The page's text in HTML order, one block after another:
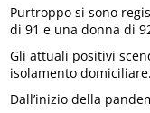
Purtroppo si sono
di 91 e una donna di
Gli attuali positivi
isolamento domiciliare.
Dall’inizio della